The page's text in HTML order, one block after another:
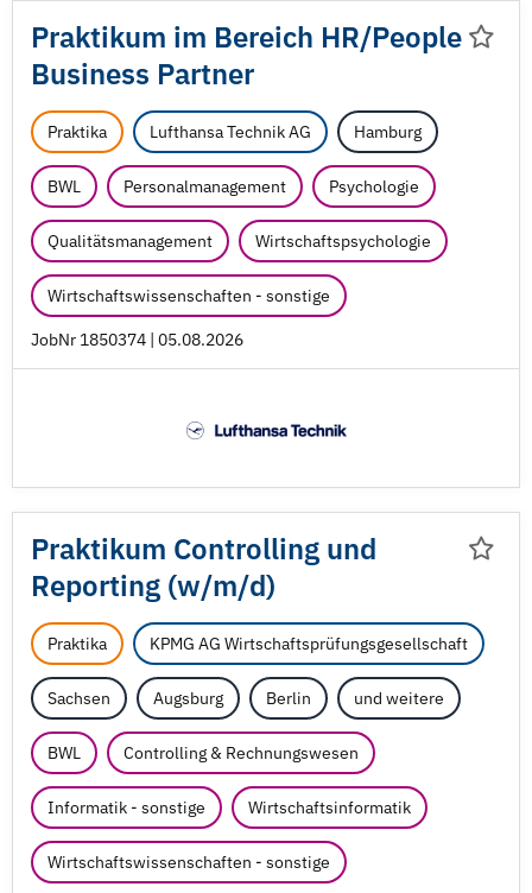
Praktikum im Bereich HR/People
Business Partner
Praktika Lufthansa Technik AG Hamburg
BWL Personalmanagement Psychologie
Qualitätsmanagement Wirtschaftspsychologie
Wirtschaftswissenschaften - sonstige
JobNr 1850374 | 05.08.2026
Praktikum Controlling und
Reporting (w/m/d)
Praktika KPMG AG Wirtschaftsprüfungsgesellschaft
Sachsen Augsburg Berlin und weitere
BWL Controlling & Rechnungswesen
Informatik - sonstige Wirtschaftsinformatik
Wirtschaftswissenschaften - sonstige